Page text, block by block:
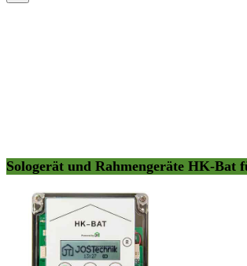
Sologerät und Rahmengeräte HK-